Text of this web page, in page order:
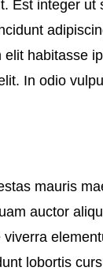
Est integer
habitasse
In odio
mauris
auctor
lobortis